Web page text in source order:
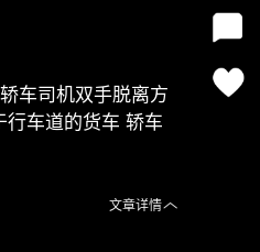
车司机双手脱离方
车道的货车 轿车
文章详情